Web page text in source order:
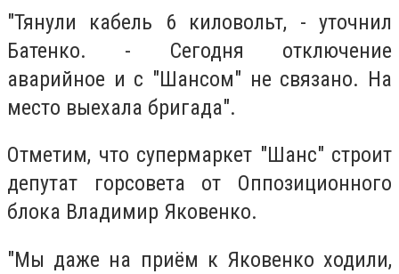
"Тянули кабель 6 киловольт, - уточнил
Батенко. - Сегодня отключение
аварийное и с "Шансом" не связано. На
место выехала бригада".
Отметим, что супермаркет "Шанс" строит
депутат горсовета от Оппозиционного
блока Владимир Яковенко.
"Мы даже на приём к Яковенко ходили,